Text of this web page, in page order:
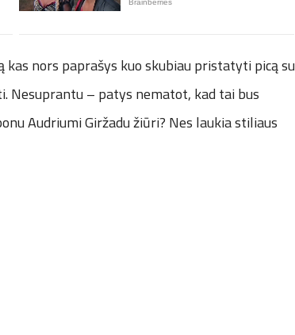
nors paprašys kuo skubiau pristatyti picą su
Nesuprantu – patys nematot, kad tai bus
Audriumi Giržadu žiūri? Nes laukia stiliaus